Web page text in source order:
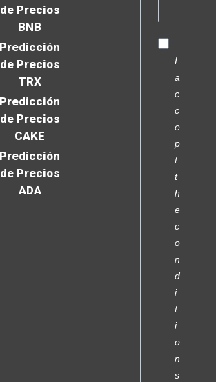
de Precios
BNB
Predicción
de Precios
TRX
Predicción
de Precios
CAKE
Predicción
de Precios
ADA
I
a
c
c
e
p
t
t
h
e
c
o
n
d
i
t
i
o
n
s